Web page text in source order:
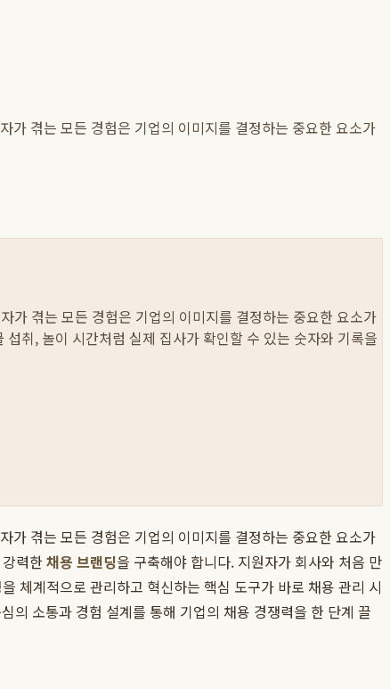
가 겪는 모든 경험은 기업의 이미지를 결정하는 중요한 요소가
가 겪는 모든 경험은 기업의 이미지를 결정하는 중요한 요소가
취, 놀이 시간처럼 실제 집사가 확인할 수 있는 숫자와 기록을
가 겪는 모든 경험은 기업의 이미지를 결정하는 중요한 요소가
력한채용 브랜딩을 구축해야 합니다. 지원자가 회사와 처음 만
체계적으로 관리하고 혁신하는 핵심 도구가 바로 채용 관리 시
소통과 경험 설계를 통해 기업의 채용 경쟁력을 한 단계 끌